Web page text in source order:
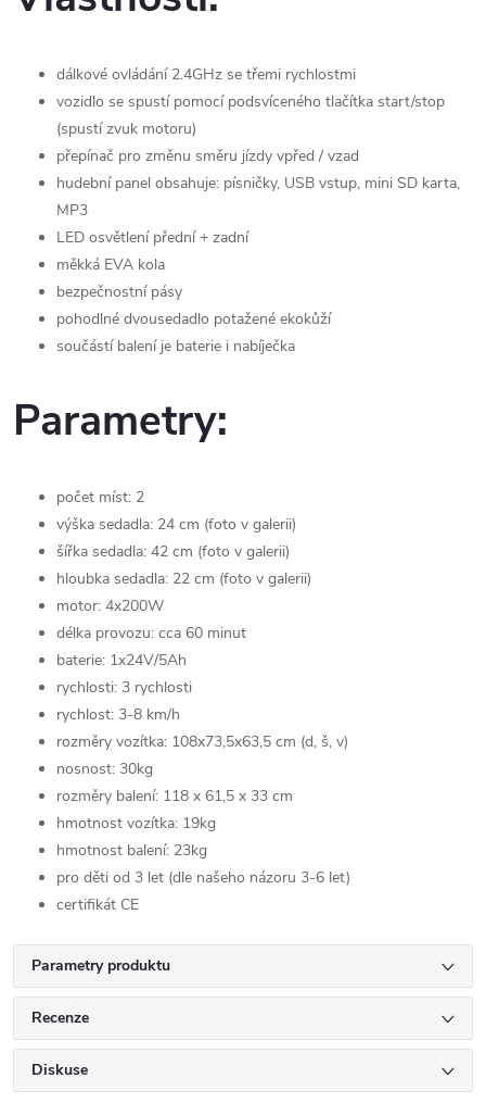
dálkové ovládání 2.4GHz se třemi rychlostmi
vozidlo se spustí pomocí podsvíceného tlačítka start/stop
(spustí zvuk motoru)
přepínač pro změnu směru jízdy vpřed / vzad
hudební panel obsahuje: písničky, USB vstup, mini SD karta,
MP3
LED osvětlení přední + zadní
měkká EVA kola
bezpečnostní pásy
pohodlné dvousedadlo potažené ekokůží
součástí balení je baterie i nabíječka
Parametry:
počet míst: 2
výška sedadla: 24 cm (foto v galerii)
šířka sedadla: 42 cm (foto v galerii)
hloubka sedadla: 22 cm (foto v galerii)
motor: 4x200W
délka provozu: cca 60 minut
baterie: 1x24V/5Ah
rychlosti: 3 rychlosti
rychlost: 3-8 km/h
rozměry vozítka: 108x73,5x63,5 cm (d, š, v)
nosnost: 30kg
rozměry balení: 118 x 61,5 x 33 cm
hmotnost vozítka: 19kg
hmotnost balení: 23kg
pro děti od 3 let (dle našeho názoru 3-6 let)
certifikát CE
Parametry produktu
Recenze
Diskuse